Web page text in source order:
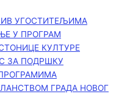
УГОСТИТЕЉИМА
У ПРОГРАМ
КУЛТУРЕ
ЗА ПОДРШКУ
ГРАДА НОВОГ